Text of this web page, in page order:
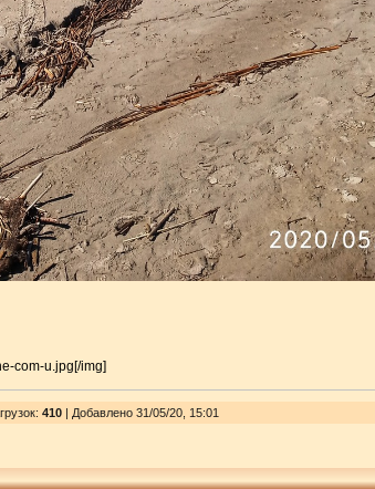
com-u.jpg[/img]
: 410| Добавлено 31/05/20, 15:01